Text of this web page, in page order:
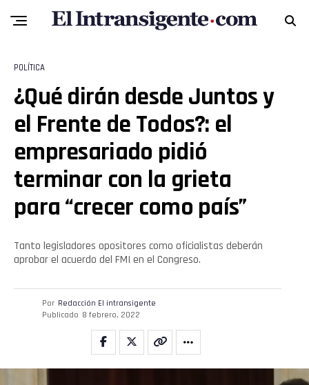
POLÍTICA
¿Qué dirán desde Juntos y
el Frente de Todos?: el
empresariado pidió
terminar con la grieta
para “crecer como país”
Tanto legisladores opositores como oficialistas deberán
aprobar el acuerdo del FMI en el Congreso.
Por Redacción El intransigente
Publicado 8 febrero, 2022